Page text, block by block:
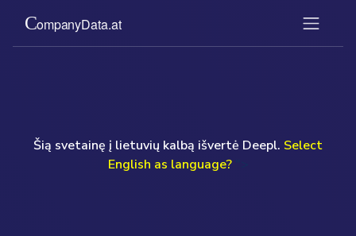
Šią svetainę į lietuvių kalbą išvertė Deepl. Select
English as language?">